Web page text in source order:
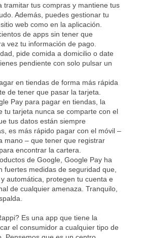
tramitar tus compras y mantiene tus
Además, puedes gestionar tu
web como en la aplicación.
de apps sin tener que
vez tu información de pago.
pide comida a domicilio o date
pendiente con solo pulsar un
en tiendas de forma más rápida
de tener que pasar la tarjeta.
Pay para pagar en tiendas, la
tu tarjeta nunca se comparte con el
tus datos están siempre
es más rápido pagar con el móvil –
mano – que tener que registrar
encontrar la cartera.
de Google, Google Pay ha
fuertes medidas de seguridad que,
automática, protegen tu cuenta e
de cualquier amenaza. Tranquilo,
Es una app que tiene la
el consumidor a cualquier tipo de